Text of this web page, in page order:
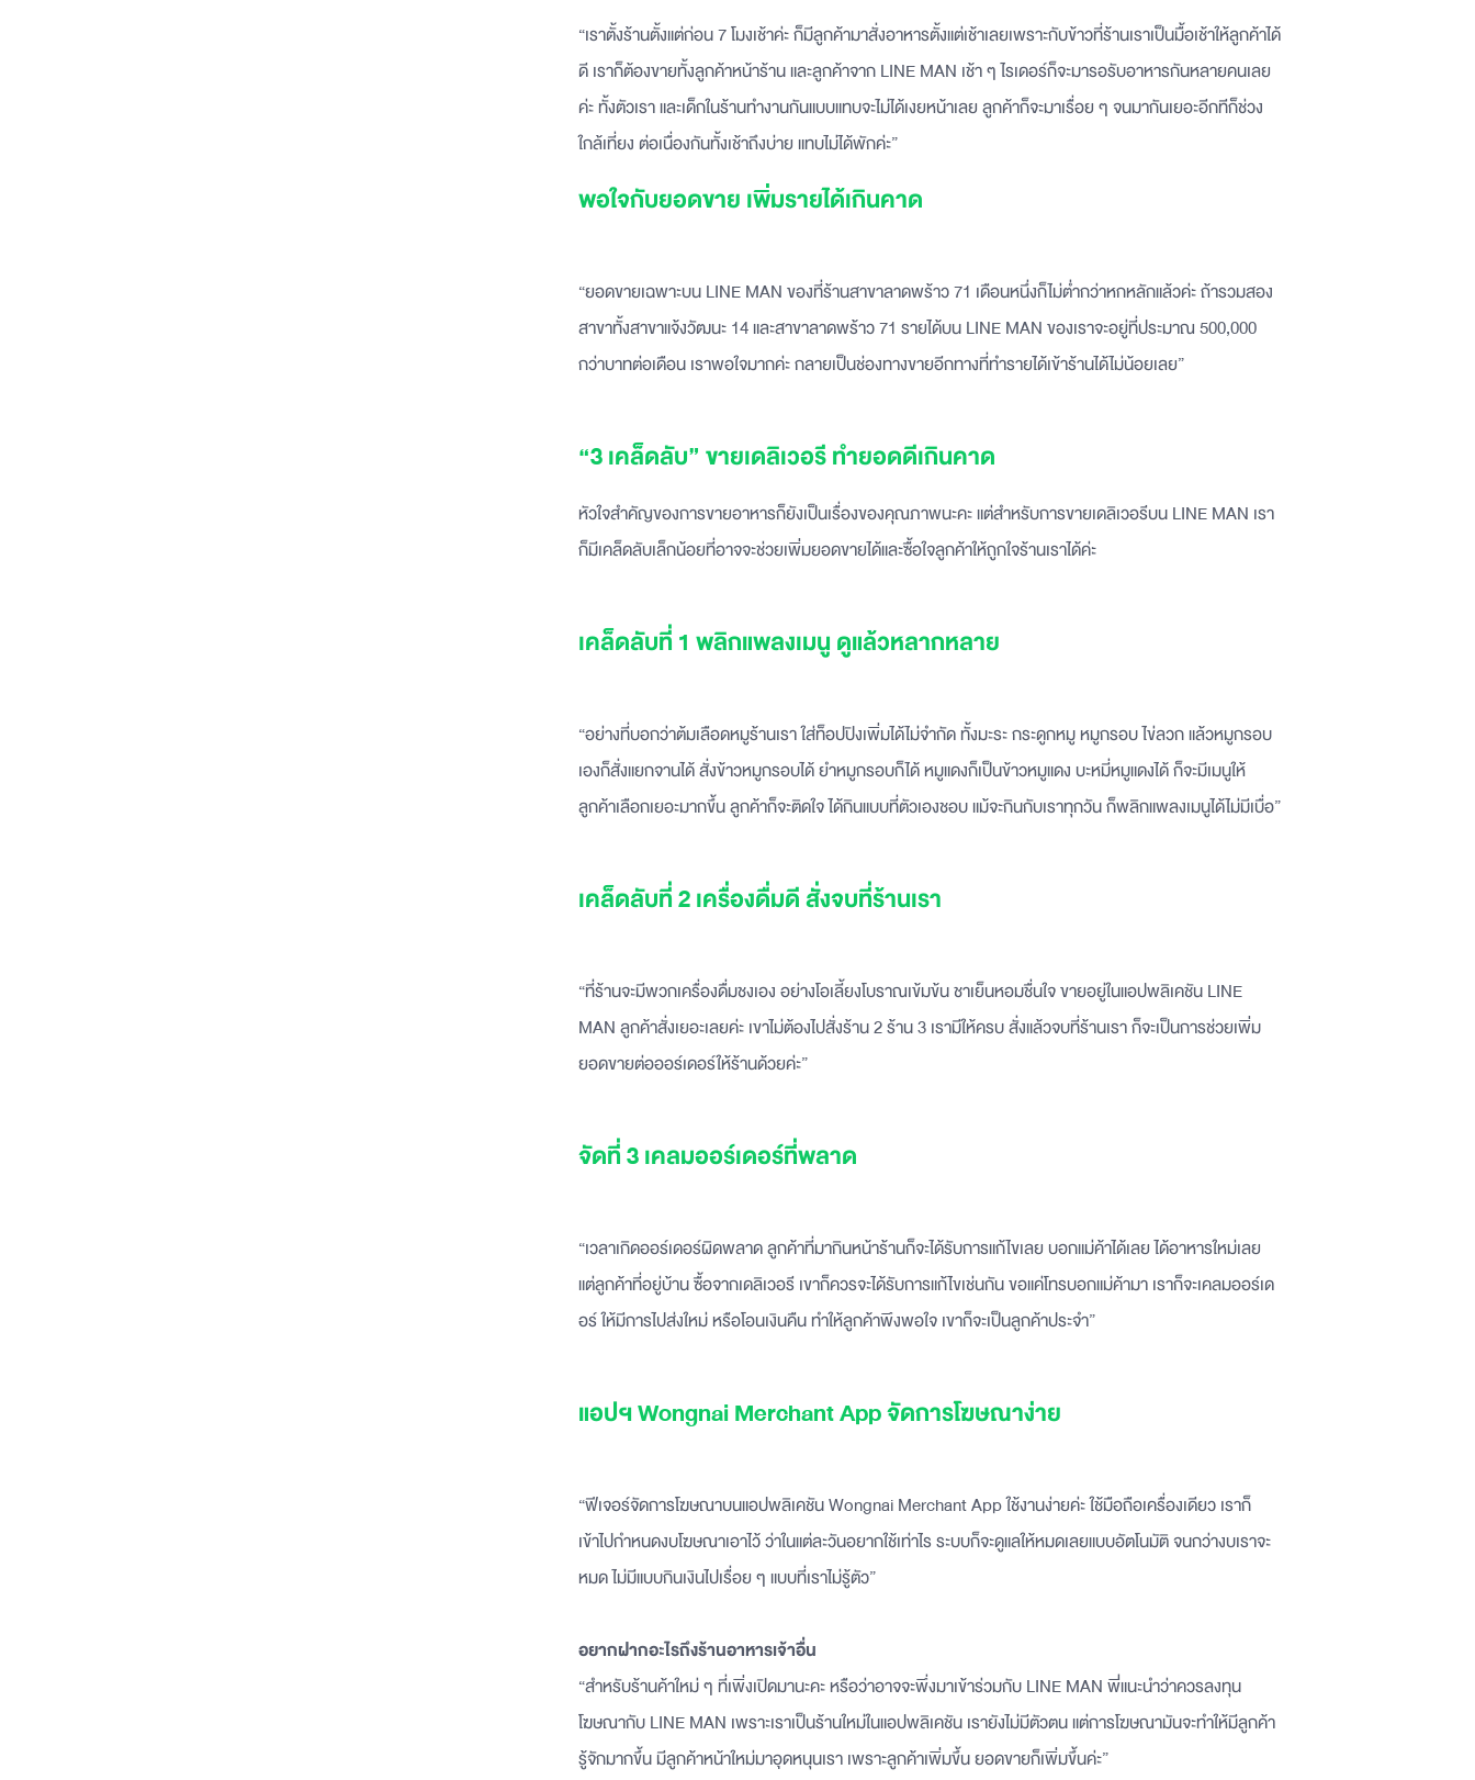
“เราตั้งร้านตั้งแต่ก่อน 7 โมงเช้าค่ะ ก็มีลูกค้ามาสั่งอาหารตั้งแต่เช้าเลยเพราะกับข้าวที่ร้านเราเป็นมื้อเช้าให้ลูกค้าได้
ดี เราก็ต้องขายทั้งลูกค้าหน้าร้าน และลูกค้าจาก LINE MAN เช้า ๆ ไรเดอร์ก็จะมารอรับอาหารกันหลายคนเลย
ค่ะ ทั้งตัวเรา และเด็กในร้านทำงานกันแบบแทบจะไม่ได้เงยหน้าเลย ลูกค้าก็จะมาเรื่อย ๆ จนมากันเยอะอีกทีก็ช่วง
ใกล้เที่ยง ต่อเนื่องกันทั้งเช้าถึงบ่าย แทบไม่ได้พักค่ะ”
พอใจกับยอดขาย เพิ่มรายได้เกินคาด
“ยอดขายเฉพาะบน LINE MAN ของที่ร้านสาขาลาดพร้าว 71 เดือนหนึ่งก็ไม่ต่ำกว่าหกหลักแล้วค่ะ ถ้ารวมสอง
สาขาทั้งสาขาแจ้งวัฒนะ 14 และสาขาลาดพร้าว 71 รายได้บน LINE MAN ของเราจะอยู่ที่ประมาณ 500,000
กว่าบาทต่อเดือน เราพอใจมากค่ะ กลายเป็นช่องทางขายอีกทางที่ทำรายได้เข้าร้านได้ไม่น้อยเลย”
“3 เคล็ดลับ” ขายเดลิเวอรี ทำยอดดีเกินคาด
หัวใจสำคัญของการขายอาหารก็ยังเป็นเรื่องของคุณภาพนะคะ แต่สำหรับการขายเดลิเวอรีบน LINE MAN เรา
ก็มีเคล็ดลับเล็กน้อยที่อาจจะช่วยเพิ่มยอดขายได้และซื้อใจลูกค้าให้ถูกใจร้านเราได้ค่ะ
เคล็ดลับที่ 1 พลิกแพลงเมนู ดูแล้วหลากหลาย
“อย่างที่บอกว่าต้มเลือดหมูร้านเรา ใส่ท็อปปิงเพิ่มได้ไม่จำกัด ทั้งมะระ กระดูกหมู หมูกรอบ ไข่ลวก แล้วหมูกรอบ
เองก็สั่งแยกจานได้ สั่งข้าวหมูกรอบได้ ยำหมูกรอบก็ได้ หมูแดงก็เป็นข้าวหมูแดง บะหมี่หมูแดงได้ ก็จะมีเมนูให้
ลูกค้าเลือกเยอะมากขึ้น ลูกค้าก็จะติดใจ ได้กินแบบที่ตัวเองชอบ แม้จะกินกับเราทุกวัน ก็พลิกแพลงเมนูได้ไม่มีเบื่อ”
เคล็ดลับที่ 2 เครื่องดื่มดี สั่งจบที่ร้านเรา
“ที่ร้านจะมีพวกเครื่องดื่มชงเอง อย่างโอเลี้ยงโบราณเข้มข้น ชาเย็นหอมชื่นใจ ขายอยู่ในแอปพลิเคชัน LINE
MAN ลูกค้าสั่งเยอะเลยค่ะ เขาไม่ต้องไปสั่งร้าน 2 ร้าน 3 เรามีให้ครบ สั่งแล้วจบที่ร้านเรา ก็จะเป็นการช่วยเพิ่ม
ยอดขายต่อออร์เดอร์ให้ร้านด้วยค่ะ”
จัดที่ 3 เคลมออร์เดอร์ที่พลาด
“เวลาเกิดออร์เดอร์ผิดพลาด ลูกค้าที่มากินหน้าร้านก็จะได้รับการแก้ไขเลย บอกแม่ค้าได้เลย ได้อาหารใหม่เลย
แต่ลูกค้าที่อยู่บ้าน ซื้อจากเดลิเวอรี เขาก็ควรจะได้รับการแก้ไขเช่นกัน ขอแค่โทรบอกแม่ค้ามา เราก็จะเคลมออร์เด
อร์ ให้มีการไปส่งใหม่ หรือโอนเงินคืน ทำให้ลูกค้าพึงพอใจ เขาก็จะเป็นลูกค้าประจำ”
แอปฯ Wongnai Merchant App จัดการโฆษณาง่าย
“ฟีเจอร์จัดการโฆษณาบนแอปพลิเคชัน Wongnai Merchant App ใช้งานง่ายค่ะ ใช้มือถือเครื่องเดียว เราก็
เข้าไปกำหนดงบโฆษณาเอาไว้ ว่าในแต่ละวันอยากใช้เท่าไร ระบบก็จะดูแลให้หมดเลยแบบอัตโนมัติ จนกว่างบเราจะ
หมด ไม่มีแบบกินเงินไปเรื่อย ๆ แบบที่เราไม่รู้ตัว”
อยากฝากอะไรถึงร้านอาหารเจ้าอื่น
“สำหรับร้านค้าใหม่ ๆ ที่เพิ่งเปิดมานะคะ หรือว่าอาจจะพึ่งมาเข้าร่วมกับ LINE MAN พี่แนะนำว่าควรลงทุน
โฆษณากับ LINE MAN เพราะเราเป็นร้านใหม่ในแอปพลิเคชัน เรายังไม่มีตัวตน แต่การโฆษณามันจะทำให้มีลูกค้า
รู้จักมากขึ้น มีลูกค้าหน้าใหม่มาอุดหนุนเรา เพราะลูกค้าเพิ่มขึ้น ยอดขายก็เพิ่มขึ้นค่ะ”